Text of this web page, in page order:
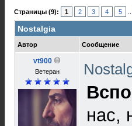
Страницы (9): 1 2 3 4 5
Nostalgia
Автор Сообщение
vt900
Ветеран
нас,